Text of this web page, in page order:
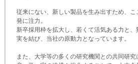
従来にない、新しい製品を生み出すため、
発に注力。
新卒採用枠を拡大し、若くて活気ある力と
実を結び、当社の原動力となっています。
また、大学等の多くの研究機関との共同研究